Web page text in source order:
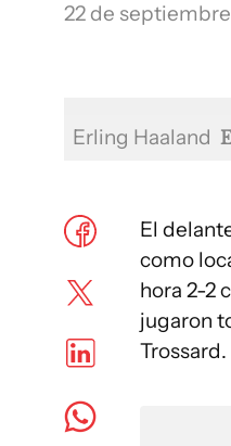
22 de
Erling Haaland
El
como
hora 2-2
jugaron
Trossard.